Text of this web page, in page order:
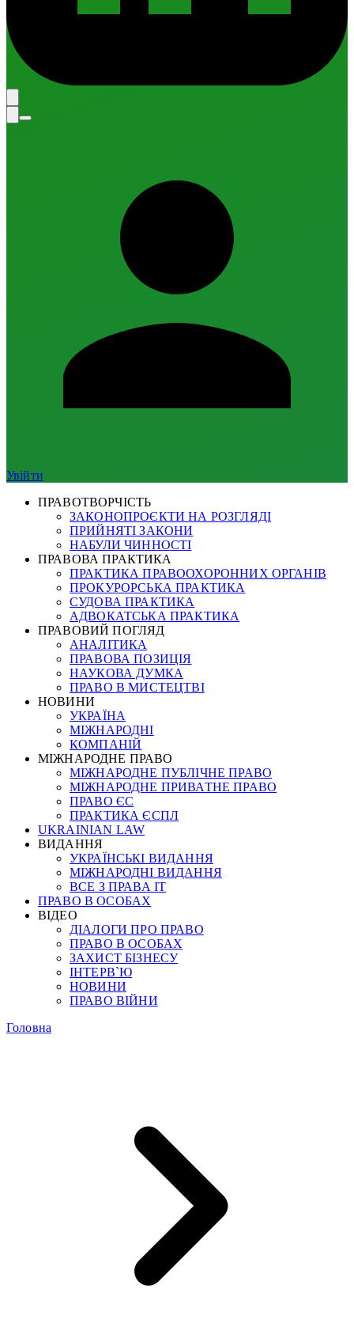
Увійти
ПРАВОТВОРЧІСТЬ
ЗАКОНОПРОЄКТИ НА РОЗГЛЯДІ
ПРИЙНЯТІ ЗАКОНИ
НАБУЛИ ЧИННОСТІ
ПРАВОВА ПРАКТИКА
ПРАКТИКА ПРАВООХОРОННИХ ОРГАНІВ
ПРОКУРОРСЬКА ПРАКТИКА
СУДОВА ПРАКТИКА
АДВОКАТСЬКА ПРАКТИКА
ПРАВОВИЙ ПОГЛЯД
АНАЛІТИКА
ПРАВОВА ПОЗИЦІЯ
НАУКОВА ДУМКА
ПРАВО В МИСТЕЦТВІ
НОВИНИ
УКРАЇНА
МІЖНАРОДНІ
КОМПАНІЙ
МІЖНАРОДНЕ ПРАВО
МІЖНАРОДНЕ ПУБЛІЧНЕ ПРАВО
МІЖНАРОДНЕ ПРИВАТНЕ ПРАВО
ПРАВО ЄС
ПРАКТИКА ЄСПЛ
UKRAINIAN LAW
ВИДАННЯ
УКРАЇНСЬКІ ВИДАННЯ
МІЖНАРОДНІ ВИДАННЯ
ВСЕ З ПРАВА ІТ
ПРАВО В ОСОБАХ
ВІДЕО
ДІАЛОГИ ПРО ПРАВО
ПРАВО В ОСОБАХ
ЗАХИСТ БІЗНЕСУ
ІНТЕРВ`Ю
НОВИНИ
ПРАВО ВІЙНИ
Головна